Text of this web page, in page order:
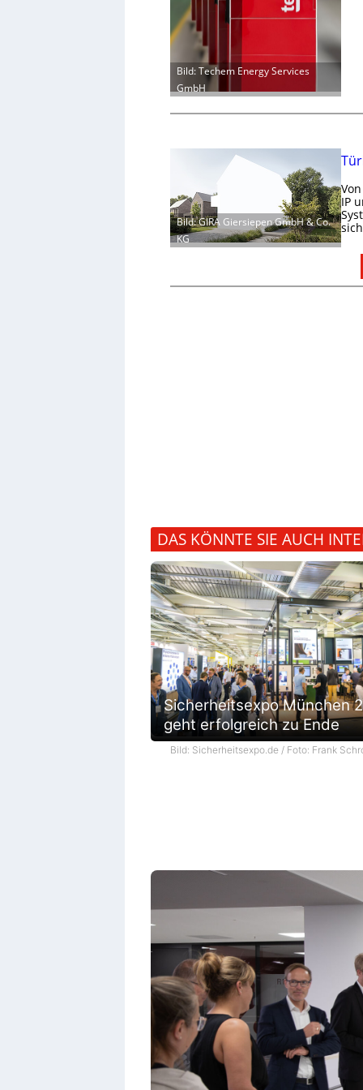
Bild: Techem Energy Services
GmbH
Bild: GIRA Giersiepen GmbH & Co.
KG
IP
DAS KÖNNTE SIE AUCH
Sicherheitsexpo München
geht erfolgreich zu Ende
Bild: Sicherheitsexpo.de / Foto: Frank